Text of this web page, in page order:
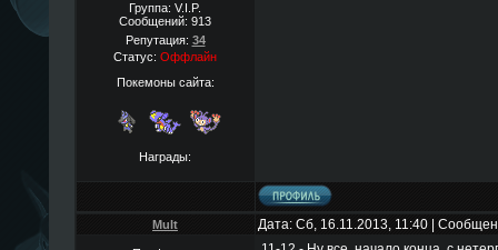
Группа: V.I.P.
Сообщений: 913
Репутация: 34
Статус: Оффлайн
Покемоны сайта:
Награды:
Mult Дата: Сб, 16.11.2013, 11:40 |